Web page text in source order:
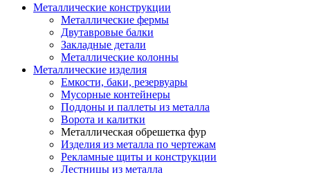
Металлические конструкции
Металлические фермы
Двутавровые балки
Закладные детали
Металлические колонны
Металлические изделия
Емкости, баки, резервуары
Мусорные контейнеры
Поддоны и паллеты из металла
Ворота и калитки
Металлическая обрешетка фур
Изделия из металла по чертежам
Рекламные щиты и конструкции
Лестницы из металла